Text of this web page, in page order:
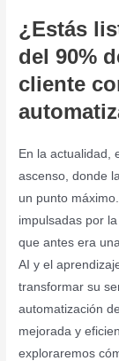
¿Estás
del 90%
cliente
En la actualidad,
ascenso, donde
un punto
impulsadas por
que antes era
AI y el
transformar su
automatización
mejorada y
exploraremos